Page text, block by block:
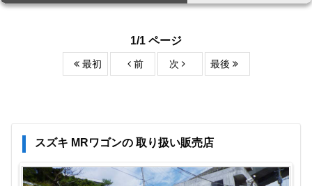
1/1 ページ
最初 前 次 最後
スズキ MRワゴンの 取り扱い販売店